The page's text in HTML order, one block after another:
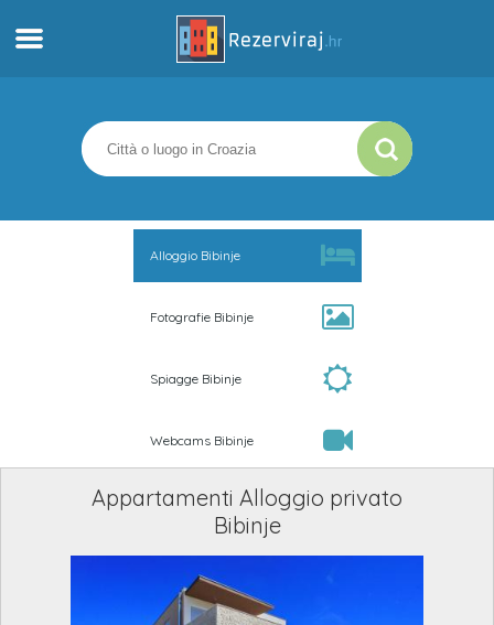
Appartamenti
Informazioni turistiche
Alloggio Bibinje
Fotografie Bibinje
Spiagge Bibinje
Webcams Bibinje
Appartamenti Alloggio privato
Bibinje